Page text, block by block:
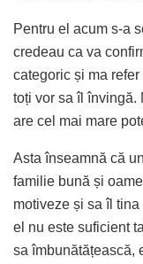
Pentru el acum s-a
credeau ca va
categoric și ma
toți vor sa îl învingă.
are cel mai mare
Asta înseamnă că
familie bună și
motiveze și sa îl
el nu este suficient
sa îmbunătățească,